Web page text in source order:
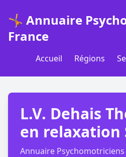
🤸 Annuaire
France
Accueil Régions
L.V. Dehais
en relaxation
Annuaire Psychomotriciens